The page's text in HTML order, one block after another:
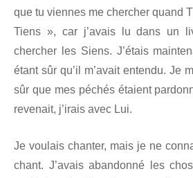
que tu viennes me chercher quand
Tiens », car j’avais lu dans un
chercher les Siens. J’étais
étant sûr qu’il m’avait entendu. Je
sûr que mes péchés étaient
revenait, j’irais avec Lui.
Je voulais chanter, mais je ne
chant. J’avais abandonné les